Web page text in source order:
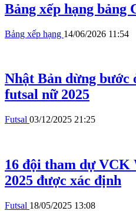
Bảng xếp hạng bảng
Bảng xếp hạng 14/06/2026 11:54
Nhật Bản dừng
futsal nữ 2025
Futsal 03/12/2025 21:25
16 đội tham dự
2025 được xác định
Futsal 18/05/2025 13:08